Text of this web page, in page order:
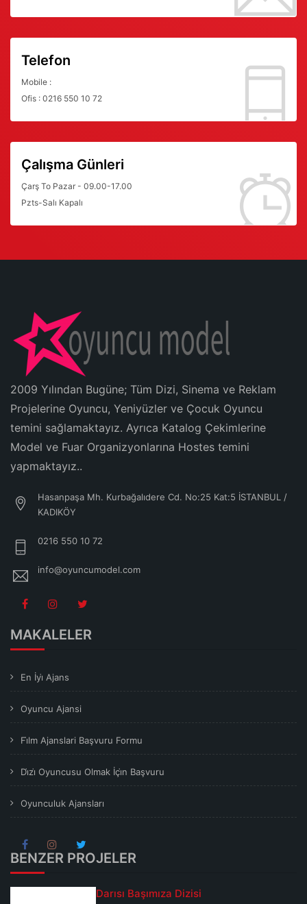
Telefon
Mobile :
Ofis : 0216 550 10 72
Çalışma Günleri
Çarş To Pazar - 09.00-17.00
Pzts-Salı Kapalı
2009 Yılından Bugüne; Tüm Dizi, Sinema ve Reklam
Projelerine Oyuncu, Yeniyüzler ve Çocuk Oyuncu
temini sağlamaktayız. Ayrıca Katalog Çekimlerine
Model ve Fuar Organizyonlarına Hostes temini
yapmaktayız..
Hasanpaşa Mh. Kurbağalıdere Cd. No:25 Kat:5 İSTANBUL /
KADIKÖY
0216 550 10 72
info@oyuncumodel.com
MAKALELER
En İyi̇ Ajans
Oyuncu Ajansi
Fi̇lm Ajanslari Başvuru Formu
Di̇zi̇ Oyuncusu Olmak İçi̇n Başvuru
Oyunculuk Ajansları
BENZER PROJELER
Darısı Başımıza Dizisi